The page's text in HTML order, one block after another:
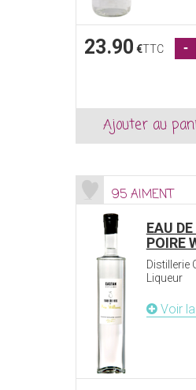
23.90 €TTC -
Ajouter au
95 AIMENT
EAU
POIRE
Distillerie
Liqueur
Voir